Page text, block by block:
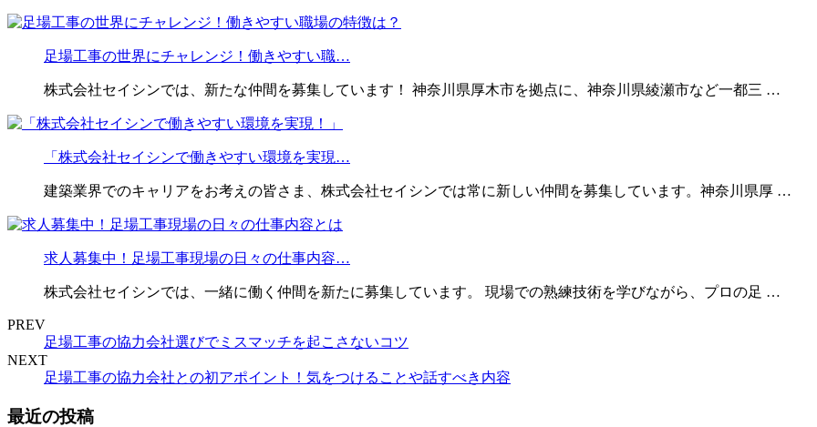
足場工事の世界にチャレンジ！働きやすい職…
株式会社セイシンでは、新たな仲間を募集しています！ 神奈川県厚木市を拠点に、神奈川県綾瀬市など一都三 …
「株式会社セイシンで働きやすい環境を実現…
建築業界でのキャリアをお考えの皆さま、株式会社セイシンでは常に新しい仲間を募集しています。神奈川県厚 …
求人募集中！足場工事現場の日々の仕事内容…
株式会社セイシンでは、一緒に働く仲間を新たに募集しています。 現場での熟練技術を学びながら、プロの足 …
PREV
足場工事の協力会社選びでミスマッチを起こさないコツ
NEXT
足場工事の協力会社との初アポイント！気をつけることや話すべき内容
最近の投稿